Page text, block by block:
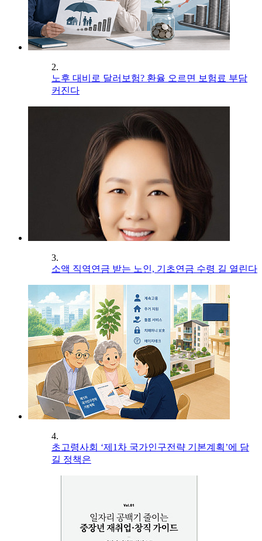
2.
노후 대비로 달러보험? 환율 오르면 보험료 부담
커진다
3.
소액 직역연금 받는 노인, 기초연금 수령 길 열린다
4.
초고령사회 ‘제1차 국가인구전략 기본계획’에 담
길 정책은